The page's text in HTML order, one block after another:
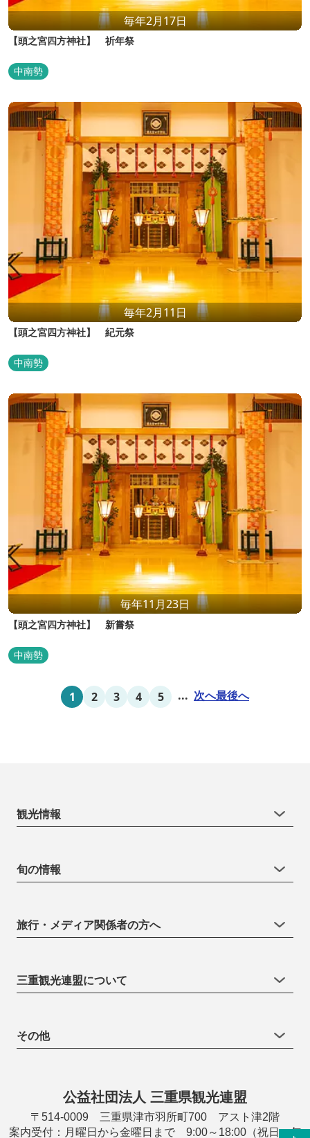
毎年2月17日
【頭之宮四方神社】 祈年祭
中南勢
毎年2月11日
【頭之宮四方神社】 紀元祭
中南勢
毎年11月23日
【頭之宮四方神社】 新嘗祭
中南勢
1 2 3 4 5 ... 次へ最後へ
観光情報
旬の情報
旅行・メディア関係者の方へ
三重観光連盟について
その他
公益社団法人 三重県観光連盟
〒514-0009 三重県津市羽所町700 アスト津2階
案内受付：月曜日から金曜日まで 9:00～18:00（祝日・年